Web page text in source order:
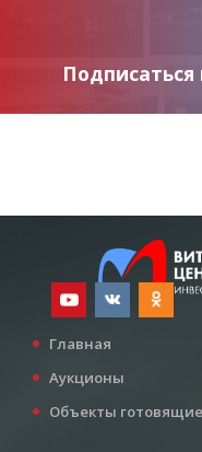
Главная
Аукционы
Объекты